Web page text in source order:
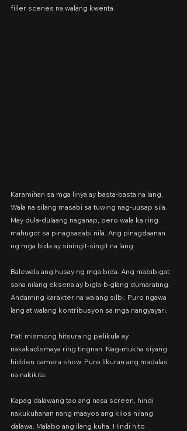
filler scenes na walang kwenta.
Karamihan sa mga linya ay basta-basta na lang.
Wala na silang masabi sa tuwing nag-uusap sila.
May dula-dulaang naganap, pero wala ka ring
mahugot sa pinagsasabi nila. Ang pinagdaanan
ng mga bida ay siningit-singit na lang.
Balewala ang husay ng mga bida. Ang mabibigat
sana nilang eksena ay bigla-biglang dumarating.
Andaming karakter na walang silbi. Puro ngawa
lang at walang kontribusyon sa mga nangyayari.
Pati mismong hitsura ng pelikula ay
nakakadismaya ring tingnan. Nag-mukha siyang
hidden camera show. Puro likuran ang madalas
na nakikita.
Kapag dalawang tao ang nasa screen, hindi
nakukuhanan nang maayos ang kilos nilang
dalawa. Malabo ang ilang kuha. Hindi nito